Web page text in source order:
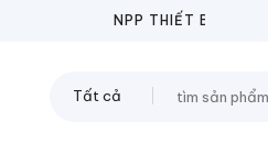
NPP THIẾT BỊ ĐIỆN THANH
kiếm: